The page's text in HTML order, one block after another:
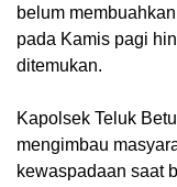
belum
pada Kamis pagi
ditemukan.
Kapolsek Teluk
mengimbau
kewaspadaan saat